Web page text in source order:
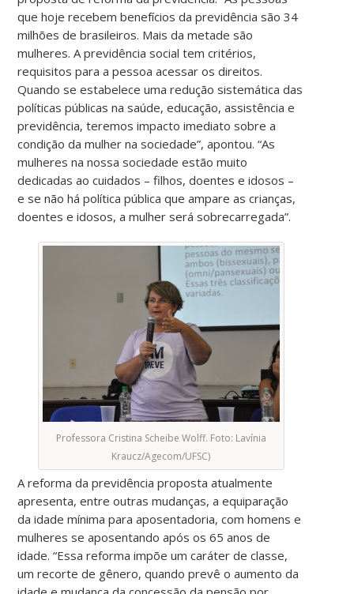
que hoje recebem benefícios da previdência são 34
milhões de brasileiros. Mais da metade são
mulheres. A previdência social tem critérios,
requisitos para a pessoa acessar os direitos.
Quando se estabelece uma redução sistemática das
políticas públicas na saúde, educação, assistência e
previdência, teremos impacto imediato sobre a
condição da mulher na sociedade”, apontou. “As
mulheres na nossa sociedade estão muito
dedicadas ao cuidados – filhos, doentes e idosos –
e se não há política pública que ampare as crianças,
doentes e idosos, a mulher será sobrecarregada”.
Professora Cristina Scheibe Wolff. Foto: Lavínia
Kraucz/Agecom/UFSC)
A reforma da previdência proposta atualmente
apresenta, entre outras mudanças, a equiparação
da idade mínima para aposentadoria, com homens e
mulheres se aposentando após os 65 anos de
idade. “Essa reforma impõe um caráter de classe,
um recorte de gênero, quando prevê o aumento da